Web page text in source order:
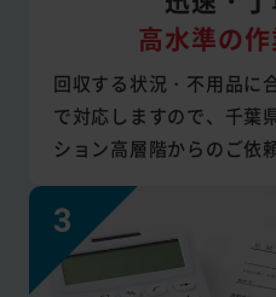
高水準の
回収する状況・不用品に
で対応しますので、千葉
ション高層階からのご依